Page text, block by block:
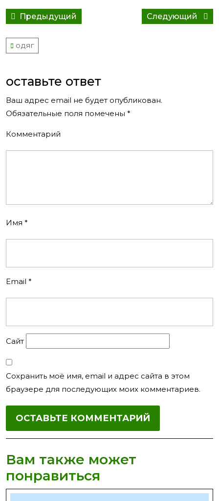
Навигация
по
записям
Предыдущий Следующий
одяг
оставьте ответ
Ваш адрес email не будет опубликован.
Обязательные поля помечены *
Комментарий
Имя *
Email *
Сайт
Сохранить моё имя, email и адрес сайта в этом
браузере для последующих моих комментариев.
Вам также может
понравиться